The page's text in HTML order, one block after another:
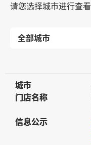
请您选择城市进行查看
城市
城市
门店名称
门店名称
信息公示
信息公示